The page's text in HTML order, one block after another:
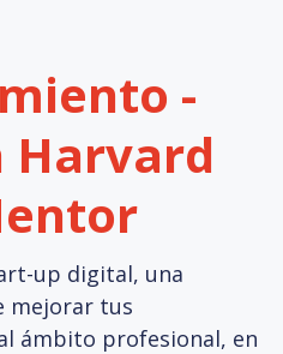
-
Harvard
up digital, una
mejorar tus
ámbito profesional, en